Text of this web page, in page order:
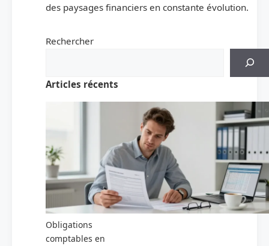
des paysages financiers en constante évolution.
Rechercher
Articles récents
Obligations
comptables en